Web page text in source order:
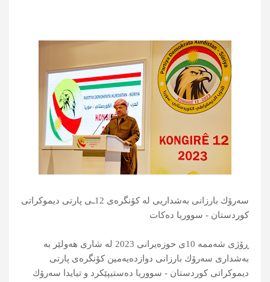
سه‌رۆك بارزانی به‌شداریی له‌ كۆنگره‌ی 12ـی پارتی دیموکراتی
کوردستان - سووریا ده‌كات
ڕۆژی شه‌ممه‌ 10ی حوزەیرانی 2023 له‌ شاری هه‌ولێر به‌
به‌شداری سه‌رۆك بارزانی دوازده‌یه‌مین كۆنگره‌ی پارتی
دیموکراتی کوردستان - سووریا ده‌ستیپێكرد و تیایدا سه‌رۆك